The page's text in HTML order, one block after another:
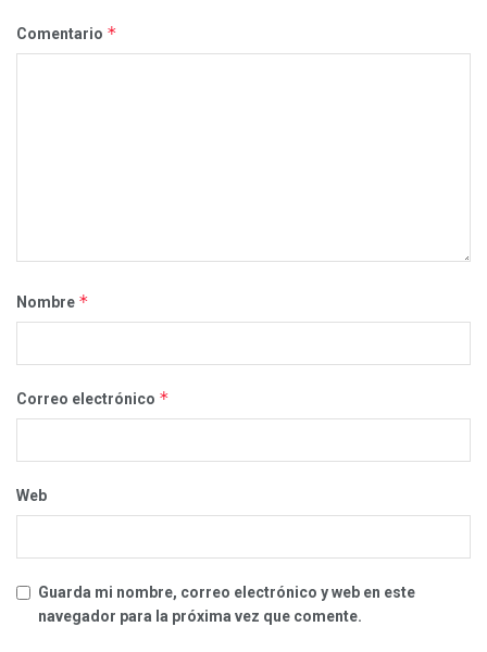
Comentario *
Nombre *
Correo electrónico *
Web
Guarda mi nombre, correo electrónico y web en este
navegador para la próxima vez que comente.